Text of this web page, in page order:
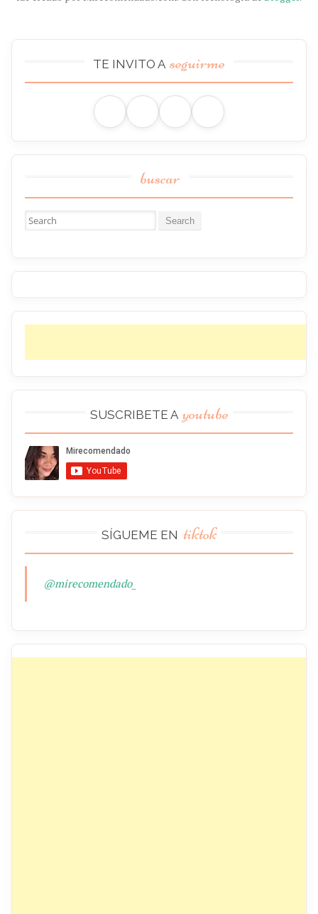
TE INVITO A seguirme
buscar
Buscar:
SUSCRIBETE A youtube
SÍGUEME EN tiktok
@mirecomendado_